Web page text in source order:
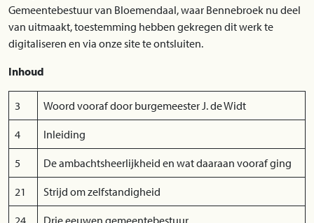
Gemeentebestuur van Bloemendaal, waar Bennebroek nu deel
van uitmaakt, toestemming hebben gekregen dit werk te
digitaliseren en via onze site te ontsluiten.
Inhoud
3 Woord vooraf door burgemeester J. de Widt
4 Inleiding
5 De ambachtsheerlijkheid en wat daaraan vooraf ging
21 Strijd om zelfstandigheid
24 Drie eeuwen gemeentebestuur